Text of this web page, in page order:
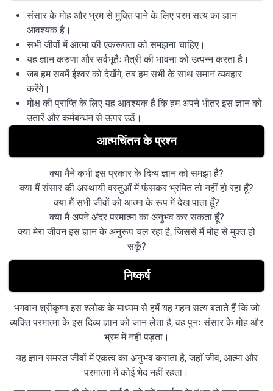
संसार के मोह और भ्रम से मुक्ति पाने के लिए परम सत्य का ज्ञान
आवश्यक है।
सभी जीवों में आत्मा की एकरूपता को समझना चाहिए।
यह ज्ञान करुणा और सर्वभूतैः मैत्री की भावना को उत्पन्न करता है।
जब हम सबमें ईश्वर को देखेंगे, तब हम सभी के साथ समान व्यवहार
करेंगे।
मोक्ष की प्राप्ति के लिए यह आवश्यक है कि हम अपने भीतर इस ज्ञान को
उतारें और कर्मबन्धन से ऊपर उठें।
आत्मचिंतन के प्रश्न
क्या मैंने कभी इस प्रकार के दिव्य ज्ञान को समझा है?
क्या मैं संसार की अस्थायी वस्तुओं में फंसकर भ्रमित तो नहीं हो रहा हूँ?
क्या मैं सभी जीवों को आत्मा के रूप में देख पाता हूँ?
क्या मैं अपने अंदर परमात्मा का अनुभव कर सकता हूँ?
क्या मेरा जीवन इस ज्ञान के अनुरूप चल रहा है, जिससे मैं मोह से मुक्त हो
सकूँ?
निष्कर्ष
भगवान श्रीकृष्ण इस श्लोक के माध्यम से हमें यह गहन सत्य बताते हैं कि जो
व्यक्ति परमात्मा के इस दिव्य ज्ञान को जान लेता है, वह पुनः संसार के मोह और
भ्रम में नहीं पड़ता।
यह ज्ञान समस्त जीवों में एकत्व का अनुभव कराता है, जहाँ जीव, आत्मा और
परमात्मा में कोई भेद नहीं रहता।